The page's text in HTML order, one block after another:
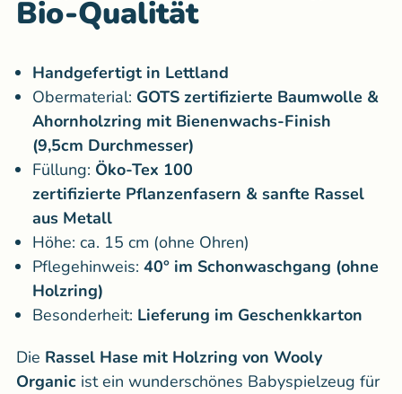
Bio-Qualität
Handgefertigt in Lettland
Obermaterial: GOTS zertifizierte Baumwolle &
Ahornholzring mit Bienenwachs-Finish
(9,5cm Durchmesser)
Füllung: Öko-Tex 100
zertifizierte Pflanzenfasern & sanfte Rassel
aus Metall
Höhe: ca. 15 cm (ohne Ohren)
Pflegehinweis: 40° im Schonwaschgang (ohne
Holzring)
Besonderheit: Lieferung im Geschenkkarton
Die Rassel Hase mit Holzring von Wooly
Organic ist ein wunderschönes Babyspielzeug für